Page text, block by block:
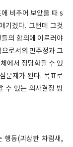
비추어 보았을 때 s
겠다. 그런데 그것
의 합의에 이르러야
로서의 민주정과 그
에서 정당화될 수 있
문제가 된다. 목표로
수 있는 의사결정 방
행동(괴상한 차림새,